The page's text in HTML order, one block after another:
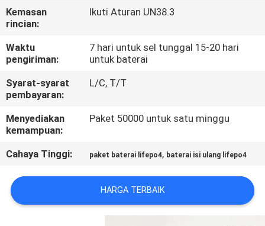
KONTROL
KUALITAS
HUBUNGI
KAMI
BERITA
KASUS
PERMINTAAN
Kemasan
rincian:
Ikuti Aturan UN38.3
Waktu
pengiriman:
7 hari untuk sel tunggal 15-20 hari
untuk baterai
Syarat-syarat
pembayaran:
L/C, T/T
Menyediakan
kemampuan:
Paket 50000 untuk satu minggu
Cahaya Tinggi: paket baterai lifepo4, baterai isi ulang lifepo4
HARGA TERBAIK